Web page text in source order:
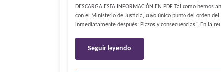
DESCARGA ESTA INFORMACIÓN EN PDF Tal como
con el Ministerio de Justicia, cuyo único punto del orden
inmediatamente después: Plazos y consecuencias”. En la
Seguir leyendo